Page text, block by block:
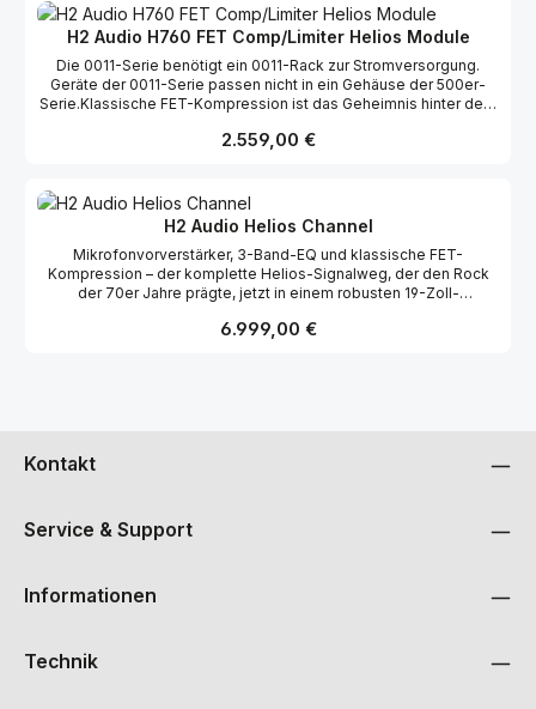
Jahre prägte – jetzt im kompakten Format der 500er-Serie. Mit
seinen warmen Mitten, sanften Shelving-Filtern und dem
authentischen Analog-Feeling verleiht der 5011 Ihrem Sound
Vintage-Präsenz und Klarheit, ohne die Effizienz moderner
Studios zu beeinträchtigen. Ob für Recording oder Mixing –
dieser EQ mit Tradition im kompakten Format ist die perfekte
H2 Audio H760 FET Comp/Limiter Helios Module
Die 0011-Serie benötigt ein 0011-Rack zur Stromversorgung.
Geräte der 0011-Serie passen nicht in ein Gehäuse der 500er-
Serie.Klassische FET-Kompression ist das Geheimnis hinter dem
Levee Breaks“. Diese originalgetreue Neuauflage des
Zeiten, einen festen Schwellenwert und eine Limiter-Sektion –
alles über die bewährte britische Schaltungstechnik. Verleiht
Schlagzeug, Gesang oder Gitarren einen knackigen analogen
Punch und die Dynamik des Vintage-Rock.
Regulärer Preis:
2.559,00 €
H2 Audio Helios Channel
Mikrofonvorverstärker, 3-Band-EQ und klassische FET-
Kompression – der komplette Helios-Signalweg, der den Rock
der 70er Jahre prägte, jetzt in einem robusten 19-Zoll-
vollen Klangcharakter der legendären Helios-Konsolen in einem
Regulärer Preis:
6.999,00 €
Kontakt
Service & Support
Informationen
Technik